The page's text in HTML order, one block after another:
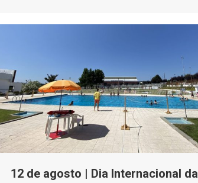
12 de agosto | Dia Internacional da